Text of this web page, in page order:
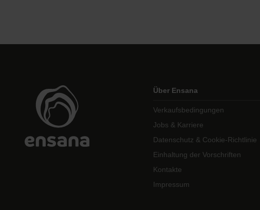
Über Ensana
Verkaufsbedingungen
Jobs & Karriere
Datenschutz & Cookie-Richtlinie
Einhaltung der Vorschriften
Kontakte
Impressum